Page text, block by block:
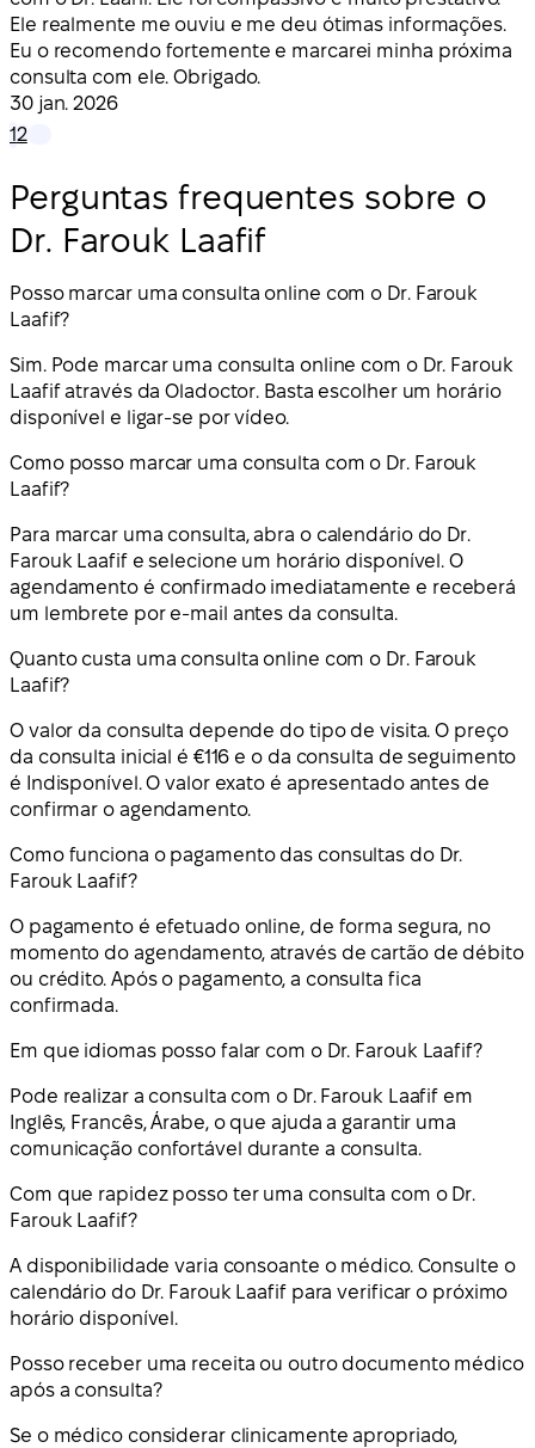
Ele realmente me ouviu e me deu ótimas informações.
Eu o recomendo fortemente e marcarei minha próxima
consulta com ele. Obrigado.
30 jan. 2026
12
Perguntas frequentes sobre o
Dr. Farouk Laafif
Posso marcar uma consulta online com o Dr. Farouk
Laafif?
Sim. Pode marcar uma consulta online com o Dr. Farouk
Laafif através da Oladoctor. Basta escolher um horário
disponível e ligar-se por vídeo.
Como posso marcar uma consulta com o Dr. Farouk
Laafif?
Para marcar uma consulta, abra o calendário do Dr.
Farouk Laafif e selecione um horário disponível. O
agendamento é confirmado imediatamente e receberá
um lembrete por e-mail antes da consulta.
Quanto custa uma consulta online com o Dr. Farouk
Laafif?
O valor da consulta depende do tipo de visita. O preço
da consulta inicial é €116 e o da consulta de seguimento
é Indisponível. O valor exato é apresentado antes de
confirmar o agendamento.
Como funciona o pagamento das consultas do Dr.
Farouk Laafif?
O pagamento é efetuado online, de forma segura, no
momento do agendamento, através de cartão de débito
ou crédito. Após o pagamento, a consulta fica
confirmada.
Em que idiomas posso falar com o Dr. Farouk Laafif?
Pode realizar a consulta com o Dr. Farouk Laafif em
Inglês, Francês, Árabe, o que ajuda a garantir uma
comunicação confortável durante a consulta.
Com que rapidez posso ter uma consulta com o Dr.
Farouk Laafif?
A disponibilidade varia consoante o médico. Consulte o
calendário do Dr. Farouk Laafif para verificar o próximo
horário disponível.
Posso receber uma receita ou outro documento médico
após a consulta?
Se o médico considerar clinicamente apropriado,